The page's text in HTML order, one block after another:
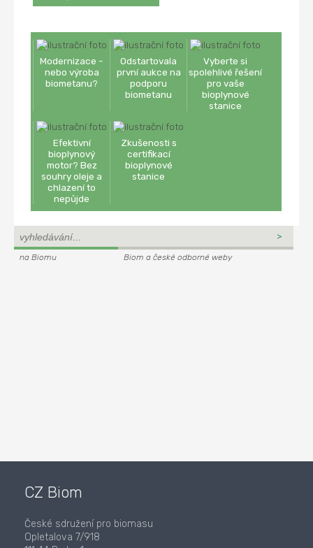
Modernizace -
nebo výroba
biometanu?
Odstartovala
první aukce na
podporu
biometanu
Vyberte si
spolehlivé řešení
pro vaše
bioplynové
stanice
Efektivní
bioplynový
motor? Bez
souhry oleje a
chlazení to
nepůjde
Zkušenosti s
certifikací
bioplynové
stanice
na Biomu Biom a české odborné weby
CZ Biom
České sdružení pro biomasu
Opletalova 7/918